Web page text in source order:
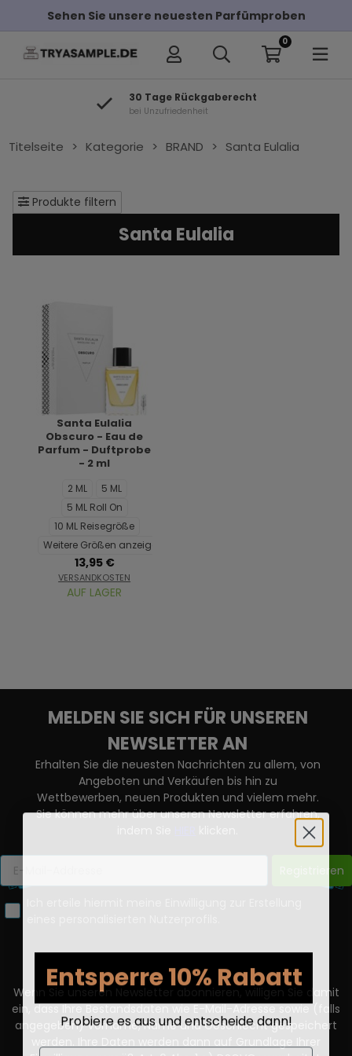
Sehen Sie unsere neuesten Parfümproben
0
30 Tage Rückgaberecht
bei Unzufriedenheit
Titelseite > Kategorie > BRAND > Santa Eulalia
Produkte filtern
Santa Eulalia
Santa Eulalia
Obscuro - Eau de
Parfum - Duftprobe
- 2 ml
2 ML
5 ML
5 ML Roll On
10 ML Reisegröße
Weitere Größen anzeigen...
13,95 €
VERSANDKOSTEN
AUF LAGER
MELDEN SIE SICH FÜR UNSEREN
NEWSLETTER AN
Erhalten Sie die neuesten Nachrichten zu allem, von
Angeboten und Verkäufen bis hin zu
Wettbewerben, neuen Produkten und vielem mehr.
Sie können mehr über unseren Newsletter erfahren,
Registrieren
Wenn Sie unseren Newsletter abonnieren, willigen Sie damit
ein, dass Ihre Bestandsdaten wie E-Mail-Adresse sowie (falls
angegeben) Vorname, Name und Geschlecht gespeichert
Entsperre 10% Rabatt
Probiere es aus und entscheide dann!